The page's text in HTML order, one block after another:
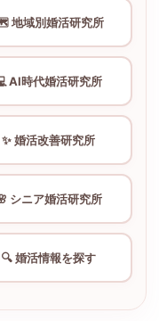
地域別婚活研究所
AI時代婚活研究所
✨ 婚活改善研究所
シニア婚活研究所
🔍 婚活情報を探す